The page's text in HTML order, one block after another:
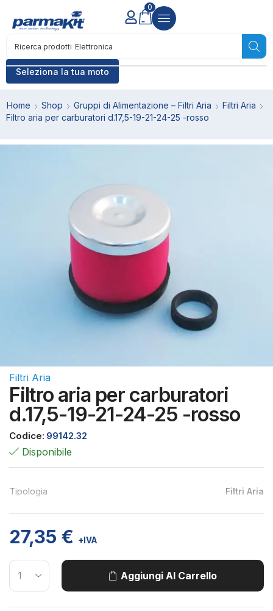
Seleziona la tua moto
Ricerca prodotti Elettronica
0
Home Shop Gruppi di Alimentazione – Filtri Aria
Filtri Aria
Filtro aria per carburatori d.17,5-19-21-24-25 -rosso
Filtri Aria
Filtro aria per carburatori
d.17,5-19-21-24-25 -rosso
Codice: 99142.32
Disponibile
Tipologia Filtri Aria
27,35 € +IVA
Aggiungi Al Carrello